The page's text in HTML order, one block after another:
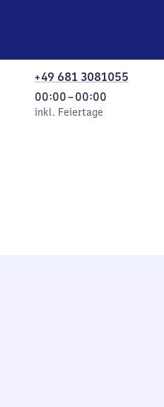
+49 681 3081055
inkl. Feiertage
00:00–00:00
Von
0
inkl. Feiertage